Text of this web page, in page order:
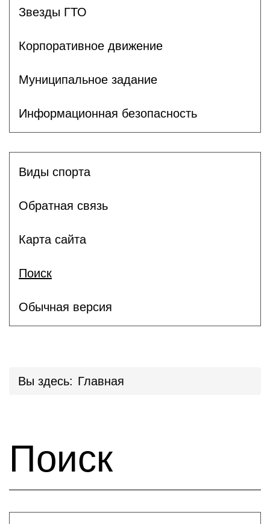
Звезды ГТО
Корпоративное движение
Муниципальное задание
Информационная безопасность
Виды спорта
Обратная связь
Карта сайта
Поиск
Обычная версия
Вы здесь: Главная
Поиск